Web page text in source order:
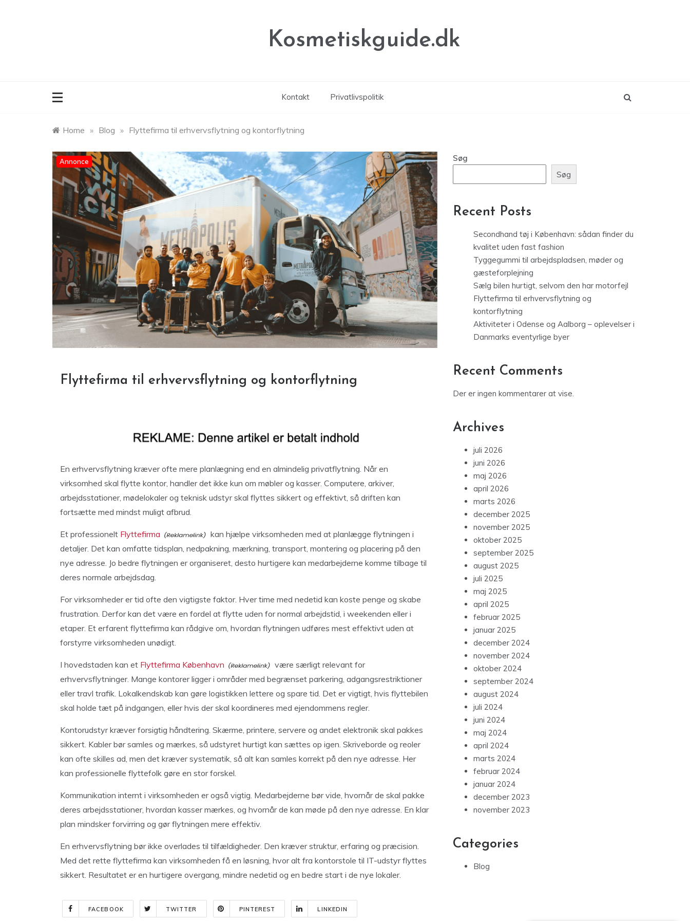
Kosmetiskguide.dk
Kontakt Privatlivspolitik
Home » Blog » Flyttefirma til erhvervsflytning og kontorflytning
Annonce
Flyttefirma til erhvervsflytning og kontorflytning
En erhvervsflytning kræver ofte mere planlægning end en almindelig privatflytning. Når en
virksomhed skal flytte kontor, handler det ikke kun om møbler og kasser. Computere, arkiver,
arbejdsstationer, mødelokaler og teknisk udstyr skal flyttes sikkert og effektivt, så driften kan
fortsætte med mindst muligt afbrud.
Et professionelt Flyttefirma
kan hjælpe virksomheden med at planlægge flytningen i
detaljer. Det kan omfatte tidsplan, nedpakning, mærkning, transport, montering og placering på den
nye adresse. Jo bedre flytningen er organiseret, desto hurtigere kan medarbejderne komme tilbage til
deres normale arbejdsdag.
For virksomheder er tid ofte den vigtigste faktor. Hver time med nedetid kan koste penge og skabe
frustration. Derfor kan det være en fordel at flytte uden for normal arbejdstid, i weekenden eller i
etaper. Et erfarent flyttefirma kan rådgive om, hvordan flytningen udføres mest effektivt uden at
forstyrre virksomheden unødigt.
I hovedstaden kan et Flyttefirma København
være særligt relevant for
erhvervsflytninger. Mange kontorer ligger i områder med begrænset parkering, adgangsrestriktioner
eller travl trafik. Lokalkendskab kan gøre logistikken lettere og spare tid. Det er vigtigt, hvis flyttebilen
skal holde tæt på indgangen, eller hvis der skal koordineres med ejendommens regler.
Kontorudstyr kræver forsigtig håndtering. Skærme, printere, servere og andet elektronik skal pakkes
sikkert. Kabler bør samles og mærkes, så udstyret hurtigt kan sættes op igen. Skriveborde og reoler
kan ofte skilles ad, men det kræver systematik, så alt kan samles korrekt på den nye adresse. Her
kan professionelle flyttefolk gøre en stor forskel.
Kommunikation internt i virksomheden er også vigtig. Medarbejderne bør vide, hvornår de skal pakke
deres arbejdsstationer, hvordan kasser mærkes, og hvornår de kan møde på den nye adresse. En klar
plan mindsker forvirring og gør flytningen mere effektiv.
En erhvervsflytning bør ikke overlades til tilfældigheder. Den kræver struktur, erfaring og præcision.
Med det rette flyttefirma kan virksomheden få en løsning, hvor alt fra kontorstole til IT-udstyr flyttes
sikkert. Resultatet er en hurtigere overgang, mindre nedetid og en bedre start i de nye lokaler.
FACEBOOK TWITTER PINTEREST LINKEDIN
Søg
Søg
Recent Posts
Secondhand tøj i København: sådan finder du
kvalitet uden fast fashion
Tyggegummi til arbejdspladsen, møder og
gæsteforplejning
Sælg bilen hurtigt, selvom den har motorfejl
Flyttefirma til erhvervsflytning og
kontorflytning
Aktiviteter i Odense og Aalborg – oplevelser i
Danmarks eventyrlige byer
Recent Comments
Der er ingen kommentarer at vise.
Archives
juli 2026
juni 2026
maj 2026
april 2026
marts 2026
december 2025
november 2025
oktober 2025
september 2025
august 2025
juli 2025
maj 2025
april 2025
februar 2025
januar 2025
december 2024
november 2024
oktober 2024
september 2024
august 2024
juli 2024
juni 2024
maj 2024
april 2024
marts 2024
februar 2024
januar 2024
december 2023
november 2023
Categories
Blog